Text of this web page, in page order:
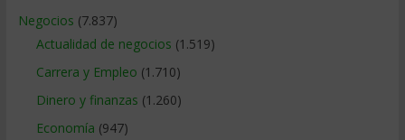
Negocios (7.837)
Actualidad de negocios (1.519)
Carrera y Empleo (1.710)
Dinero y finanzas (1.260)
Economía (947)